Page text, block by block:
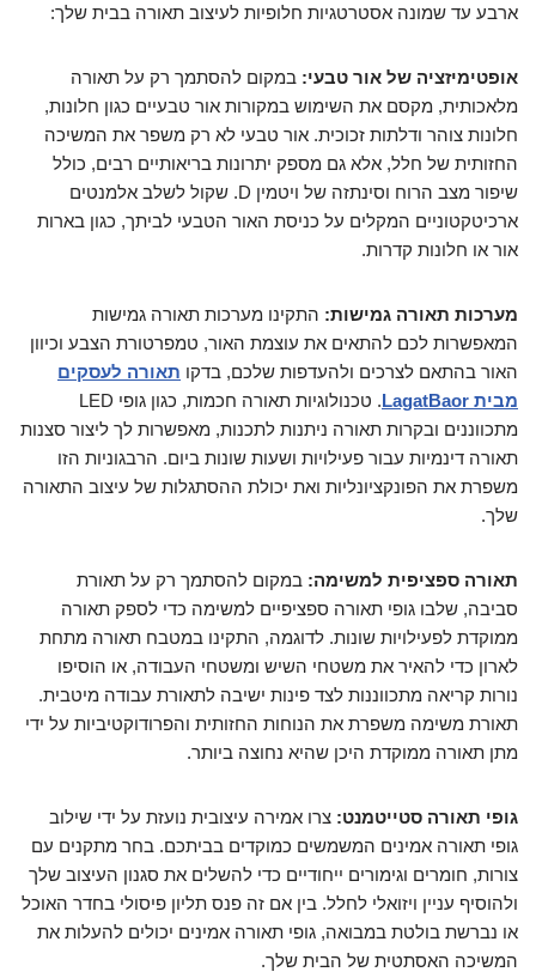
ארבע עד שמונה אסטרטגיות חלופיות לעיצוב תאורה בבית שלך:
אופטימיזציה של אור טבעי: במקום להסתמך רק על תאורה
מלאכותית, מקסם את השימוש במקורות אור טבעיים כגון חלונות,
חלונות צוהר ודלתות זכוכית. אור טבעי לא רק משפר את המשיכה
החזותית של חלל, אלא גם מספק יתרונות בריאותיים רבים, כולל
שיפור מצב הרוח וסינתזה של ויטמין D. שקול לשלב אלמנטים
ארכיטקטוניים המקלים על כניסת האור הטבעי לביתך, כגון בארות
אור או חלונות קדרות.
מערכות תאורה גמישות: התקינו מערכות תאורה גמישות
המאפשרות לכם להתאים את עוצמת האור, טמפרטורת הצבע וכיוון
האור בהתאם לצרכים ולהעדפות שלכם, בדקו תאורה לעסקים
מבית LagatBaor
. טכנולוגיות תאורה חכמות, כגון גופי LED
מתכווננים ובקרות תאורה ניתנות לתכנות, מאפשרות לך ליצור סצנות
תאורה דינמיות עבור פעילויות ושעות שונות ביום. הרבגוניות הזו
משפרת את הפונקציונליות ואת יכולת ההסתגלות של עיצוב התאורה
שלך.
תאורה ספציפית למשימה: במקום להסתמך רק על תאורת
סביבה, שלבו גופי תאורה ספציפיים למשימה כדי לספק תאורה
ממוקדת לפעילויות שונות. לדוגמה, התקינו במטבח תאורה מתחת
לארון כדי להאיר את משטחי השיש ומשטחי העבודה, או הוסיפו
נורות קריאה מתכווננות לצד פינות ישיבה לתאורת עבודה מיטבית.
תאורת משימה משפרת את הנוחות החזותית והפרודוקטיביות על ידי
מתן תאורה ממוקדת היכן שהיא נחוצה ביותר.
גופי תאורה סטייטמנט: צרו אמירה עיצובית נועזת על ידי שילוב
גופי תאורה אמינים המשמשים כמוקדים בביתכם. בחר מתקנים עם
צורות, חומרים וגימורים ייחודיים כדי להשלים את סגנון העיצוב שלך
ולהוסיף עניין ויזואלי לחלל. בין אם זה פנס תליון פיסולי בחדר האוכל
או נברשת בולטת במבואה, גופי תאורה אמינים יכולים להעלות את
המשיכה האסתטית של הבית שלך.